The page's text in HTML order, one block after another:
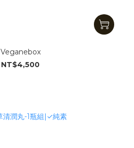
Veganebox
NT$4,500